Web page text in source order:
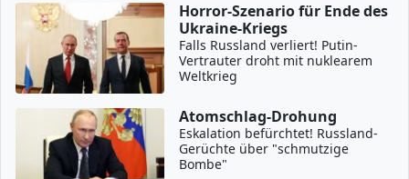
Horror-Szenario für Ende des
Ukraine-Kriegs
Falls Russland verliert! Putin-
Vertrauter droht mit nuklearem
Weltkrieg
Atomschlag-Drohung
Eskalation befürchtet! Russland-
Gerüchte über "schmutzige
Bombe"